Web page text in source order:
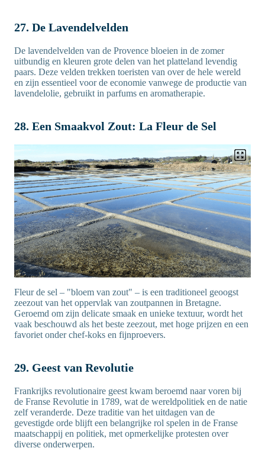
27. De Lavendelvelden
De lavendelvelden van de Provence bloeien in de zomer
uitbundig en kleuren grote delen van het platteland levendig
paars. Deze velden trekken toeristen van over de hele wereld
en zijn essentieel voor de economie vanwege de productie van
lavendelolie, gebruikt in parfums en aromatherapie.
28. Een Smaakvol Zout: La Fleur de Sel
Fleur de sel – "bloem van zout" – is een traditioneel geoogst
zeezout van het oppervlak van zoutpannen in Bretagne.
Geroemd om zijn delicate smaak en unieke textuur, wordt het
vaak beschouwd als het beste zeezout, met hoge prijzen en een
favoriet onder chef-koks en fijnproevers.
29. Geest van Revolutie
Frankrijks revolutionaire geest kwam beroemd naar voren bij
de Franse Revolutie in 1789, wat de wereldpolitiek en de natie
zelf veranderde. Deze traditie van het uitdagen van de
gevestigde orde blijft een belangrijke rol spelen in de Franse
maatschappij en politiek, met opmerkelijke protesten over
diverse onderwerpen.